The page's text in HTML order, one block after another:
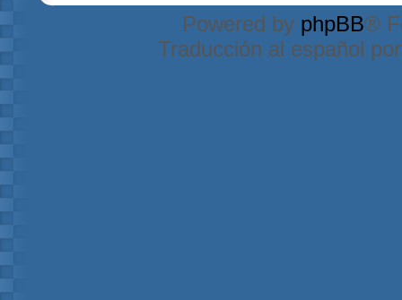
Powered by phpBB®
Traducción al español